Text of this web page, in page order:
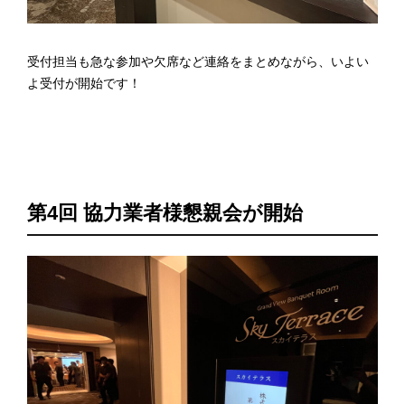
受付担当も急な参加や欠席など連絡をまとめながら、いよい
よ受付が開始です！
第4回 協力業者様懇親会が開始